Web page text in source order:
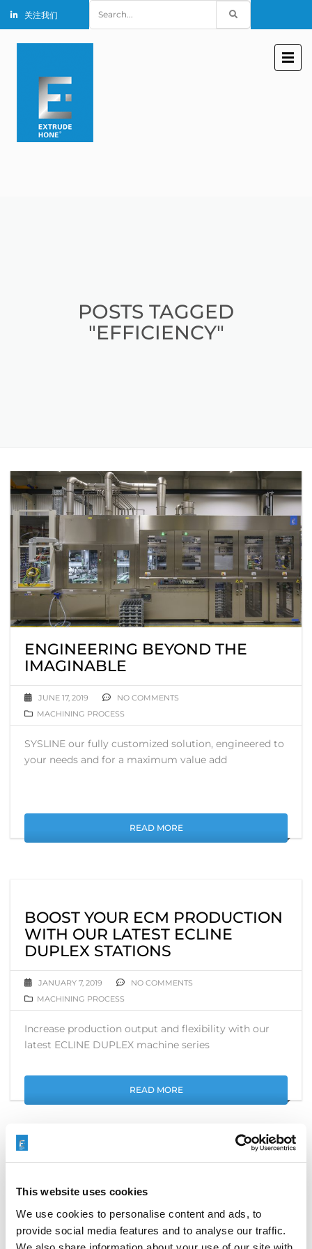
This website uses cookies
We use cookies to personalise content and ads, to
provide social media features and to analyse our traffic.
关注我们
for:
POSTS TAGGED
"EFFICIENCY"
ENGINEERING BEYOND THE
IMAGINABLE
JUNE 17, 2019
NO COMMENTS
MACHINING PROCESS
SYSLINE our fully customized solution, engineered to
your needs and for a maximum value add
READ MORE
BOOST YOUR ECM PRODUCTION
WITH OUR LATEST ECLINE
DUPLEX STATIONS
JANUARY 7, 2019
NO COMMENTS
MACHINING PROCESS
Increase production output and flexibility with our
latest ECLINE DUPLEX machine series
READ MORE
搜索
for: